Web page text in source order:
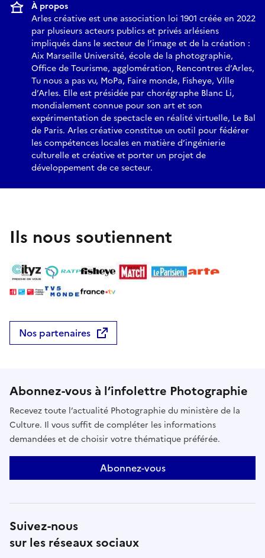
aussi sur le style des images produites, entre preuve
scientifique, construction visuelle et représentation.
À propos
Arles créative est une association loi 1901 créée en 2022
par plusieurs acteurs publics et privés arlésiens
impliqués dans le secteur de l’image et de la création :
Aix Marseille Université, école de la photographie,
Office de Tourisme, agglomération, Rencontres d’Arles,
Tu nous a pas vu, MoPa, Faire monde, Fisheye, Ville
d’Arles. Elle est présidée par chorégraphe Blanc Li,
mondialement connue pour son art et son
expérimentation de spectacle en réalité virtuelle, Le Bal
de Paris. Arles créative constitue un outil pour fédérer
les compétences locales en matière d’ingénierie
culturelle et créative et porter un projet de
développement de ce secteur.
Ils nous soutiennent
Nos partenaires
Abonnez-vous à l’infolettre Photographie
Recevez toute l’actualité Photographie du ministère de la
Culture. Il vous suffit de compléter les informations
demandées et de choisir votre thématique préférée.
Abonnez-vous
Suivez-nous
sur les réseaux sociaux